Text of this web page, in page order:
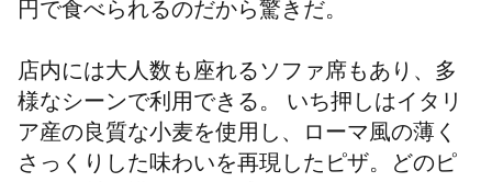
円で食べられるのだから驚きだ。
店内には大人数も座れるソファ席もあり、多
様なシーンで利用できる。 いち押しはイタリ
ア産の良質な小麦を使用し、ローマ風の薄く
さっくりした味わいを再現したピザ。どのピ